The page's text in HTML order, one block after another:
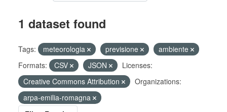
1 dataset found
Tags: meteorologia previsione
ambiente
Formats:
CSV JSON
Licenses:
Creative Commons Attribution
Organizations:
arpa-emilia-romagna